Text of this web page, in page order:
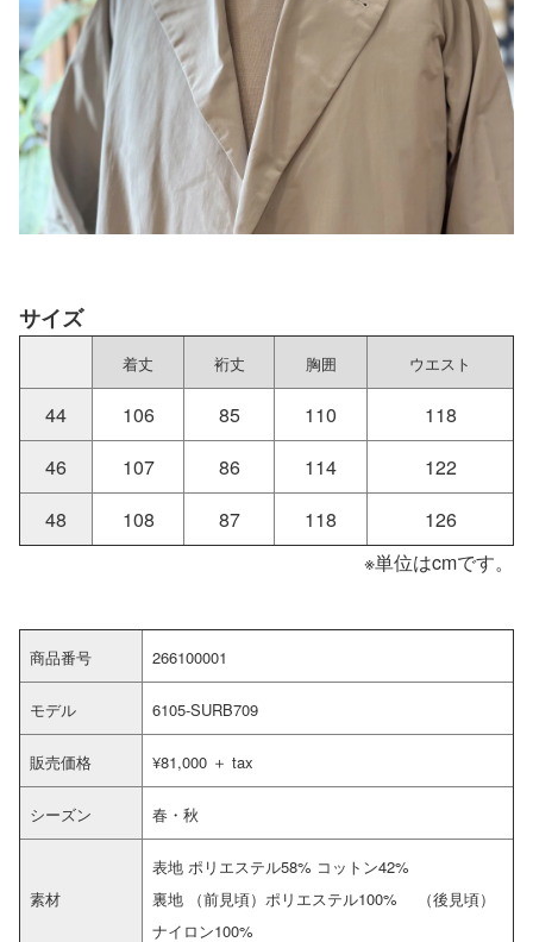
サイズ
着丈 裄丈 胸囲 ウエスト
44 106 85 110
118
46
107 86 114
122
48
108 87 118
126
※単位はcmです。
商品番号 266100001
モデル 6105-SURB709
販売価格 ¥81,000 ＋ tax
シーズン 春・秋
素材
表地 ポリエステル58% コットン42%
裏地 （前見頃）ポリエステル100% （後見頃）
ナイロン100%